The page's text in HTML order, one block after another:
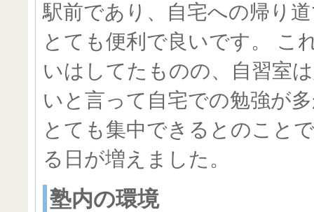
駅前であり、自宅への帰り
とても便利で良いです。 こ
いはしてたものの、自習室
いと言って自宅での勉強が
とても集中できるとのこと
る日が増えました。
塾内の環境